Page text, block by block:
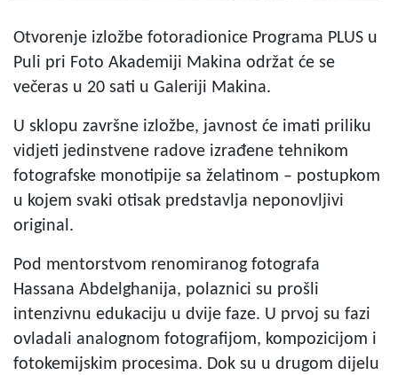
Otvorenje izložbe fotoradionice Programa PLUS u
Puli pri Foto Akademiji Makina održat će se
večeras u 20 sati u Galeriji Makina.
U sklopu završne izložbe, javnost će imati priliku
vidjeti jedinstvene radove izrađene tehnikom
fotografske monotipije sa želatinom – postupkom
u kojem svaki otisak predstavlja neponovljivi
original.
Pod mentorstvom renomiranog fotografa
Hassana Abdelghanija, polaznici su prošli
intenzivnu edukaciju u dvije faze. U prvoj su fazi
ovladali analognom fotografijom, kompozicijom i
fotokemijskim procesima. Dok su u drugom dijelu